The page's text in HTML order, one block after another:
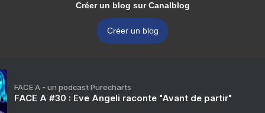
Créer un blog sur Canalblog
Créer un blog
FACE A - un podcast Purecharts
FACE A #30 : Eve Angeli raconte "Avant de partir"